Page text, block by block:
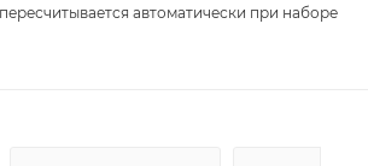
автоматически при наборе